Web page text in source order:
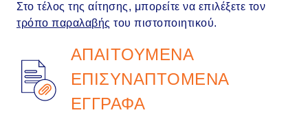
Στο τέλος της αίτησης, μπορείτε να επιλέξετε τον
τρόπο παραλαβής του πιστοποιητικού.
ΑΠΑΙΤΟΥΜΕΝΑ
ΕΠΙΣΥΝΑΠΤΟΜΕΝΑ
ΕΓΓΡΑΦΑ